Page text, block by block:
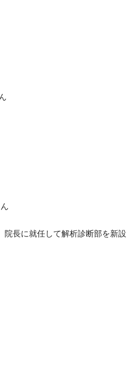
院長に就任して解析診断部を新設